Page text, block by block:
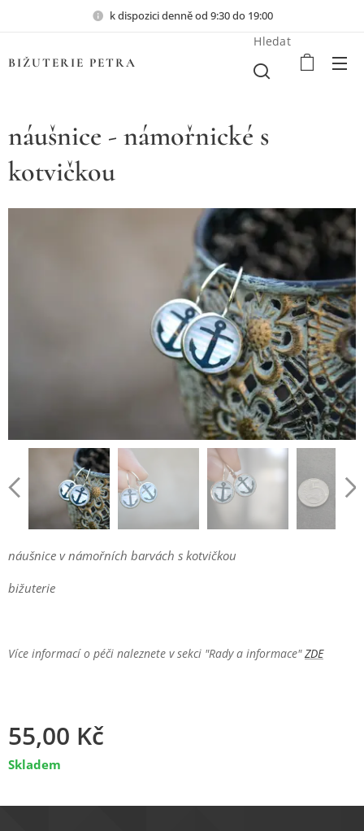
k dispozici denně od 9:30 do 19:00
BIŽUTERIE PETRA
Hledat
náušnice - námořnické s
kotvičkou
náušnice v námořních barvách s kotvičkou
bižuterie
Více informací o péči naleznete v sekci "Rady a informace"ZDE
55,00 Kč
Skladem